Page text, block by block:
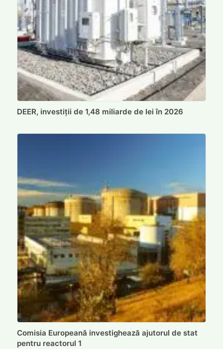
DEER, investiții de 1,48 miliarde de lei în 2026
Comisia Europeană investighează ajutorul de stat
pentru reactorul 1